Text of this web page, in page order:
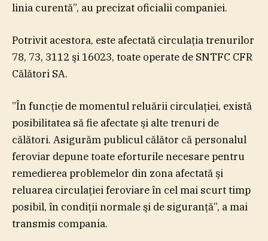
linia curentă”, au precizat oficialii companiei.
Potrivit acestora, este afectată circulaţia trenurilor
78, 73, 3112 şi 16023, toate operate de SNTFC CFR
Călători SA.
”În funcţie de momentul reluării circulaţiei, există
posibilitatea să fie afectate şi alte trenuri de
călători. Asigurăm publicul călător că personalul
feroviar depune toate eforturile necesare pentru
remedierea problemelor din zona afectată şi
reluarea circulaţiei feroviare în cel mai scurt timp
posibil, în condiţii normale şi de siguranţă”, a mai
transmis compania.